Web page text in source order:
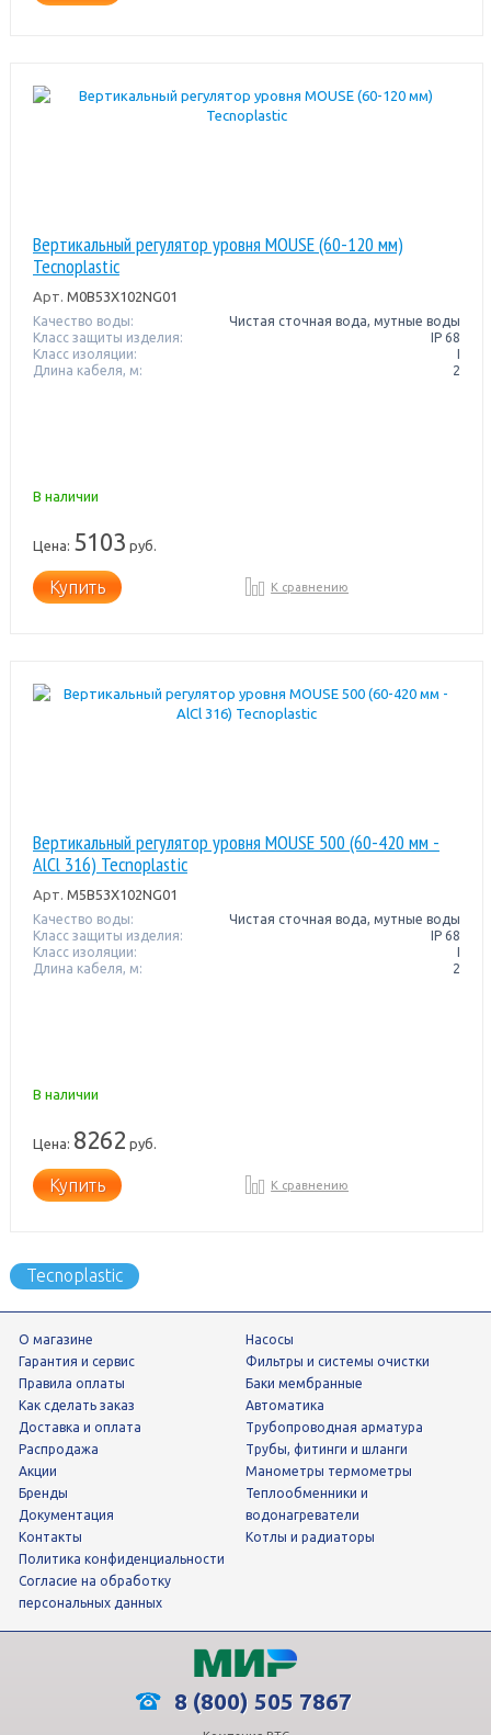
Вертикальный регулятор уровня MOUSE (60-120 мм)
Tecnoplastic
Арт. M0B53X102NG01
Качество воды:
Чистая сточная вода, мутные воды
Класс защиты изделия:
IP 68
Класс изоляции:
I
Длина кабеля, м:
2
В наличии
Цена: 5103 руб.
Купить К сравнению
Вертикальный регулятор уровня MOUSE 500 (60-420 мм -
AlCl 316) Tecnoplastic
Арт. M5B53X102NG01
Качество воды:
Чистая сточная вода, мутные воды
Класс защиты изделия:
IP 68
Класс изоляции:
I
Длина кабеля, м:
2
В наличии
Цена: 8262 руб.
Купить К сравнению
Tecnoplastic
О магазине
Гарантия и сервис
Правила оплаты
Как сделать заказ
Доставка и оплата
Распродажа
Акции
Бренды
Документация
Контакты
Насосы
фильтры и системы очистки
Баки мембранные
Автоматика
трубопроводная арматура
трубы, фитинги и шланги
манометры термометры
теплообменники и
водонагреватели
Котлы и радиаторы
Политика конфиденциальности
Согласие на обработку
персональных данных
8 (800) 505 7867